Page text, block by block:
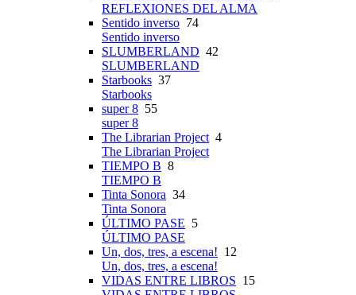
REFLEXIONES DEL ALMA
Sentido inverso 74
Sentido inverso
SLUMBERLAND 42
SLUMBERLAND
Starbooks 37
Starbooks
super 8 55
super 8
The Librarian Project 4
The Librarian Project
TIEMPO B 8
TIEMPO B
Tinta Sonora 34
Tinta Sonora
ÚLTIMO PASE 5
ÚLTIMO PASE
Un, dos, tres, a escena! 12
Un, dos, tres, a escena!
VIDAS ENTRE LIBROS 15